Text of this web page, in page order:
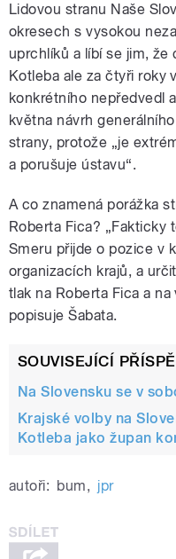
Lidovou stranu Naše
okresech s vysokou
uprchlíků a líbí se jim, že
Kotleba ale za čtyři roky
konkrétního nepředvedl
května návrh
strany, protože „je
a porušuje ústavu“.
A co znamená porážka
Roberta Fica? „Fakticky
Smeru přijde o pozice v
organizacích krajů, a
tlak na Roberta Fica a
popisuje Šabata.
SOUVISEJÍCÍ
Na Slovensku se v
Krajské volby na
Kotleba jako župan
autoři: bum, jpr